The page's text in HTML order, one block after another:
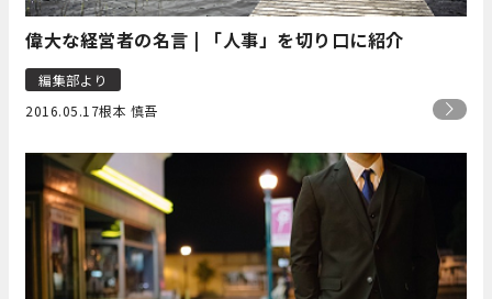
偉大な経営者の名言 | 「人事」を切り口に紹介
編集部より
2016.05.17根本 慎吾